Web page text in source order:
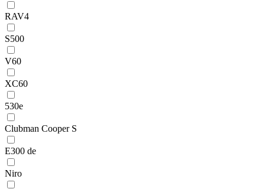
RAV4
S500
V60
XC60
530e
Clubman Cooper S
E300 de
Niro